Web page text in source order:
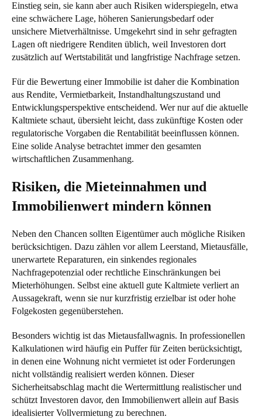
Einstieg sein, sie kann aber auch Risiken widerspiegeln, etwa
eine schwächere Lage, höheren Sanierungsbedarf oder
unsichere Mietverhältnisse. Umgekehrt sind in sehr gefragten
Lagen oft niedrigere Renditen üblich, weil Investoren dort
zusätzlich auf Wertstabilität und langfristige Nachfrage setzen.
Für die Bewertung einer Immobilie ist daher die Kombination
aus Rendite, Vermietbarkeit, Instandhaltungszustand und
Entwicklungsperspektive entscheidend. Wer nur auf die aktuelle
Kaltmiete schaut, übersieht leicht, dass zukünftige Kosten oder
regulatorische Vorgaben die Rentabilität beeinflussen können.
Eine solide Analyse betrachtet immer den gesamten
wirtschaftlichen Zusammenhang.
Risiken, die Mieteinnahmen und
Immobilienwert mindern können
Neben den Chancen sollten Eigentümer auch mögliche Risiken
berücksichtigen. Dazu zählen vor allem Leerstand, Mietausfälle,
unerwartete Reparaturen, ein sinkendes regionales
Nachfragepotenzial oder rechtliche Einschränkungen bei
Mieterhöhungen. Selbst eine aktuell gute Kaltmiete verliert an
Aussagekraft, wenn sie nur kurzfristig erzielbar ist oder hohe
Folgekosten gegenüberstehen.
Besonders wichtig ist das Mietausfallwagnis. In professionellen
Kalkulationen wird häufig ein Puffer für Zeiten berücksichtigt,
in denen eine Wohnung nicht vermietet ist oder Forderungen
nicht vollständig realisiert werden können. Dieser
Sicherheitsabschlag macht die Wertermittlung realistischer und
schützt Investoren davor, den Immobilienwert allein auf Basis
idealisierter Vollvermietung zu berechnen.